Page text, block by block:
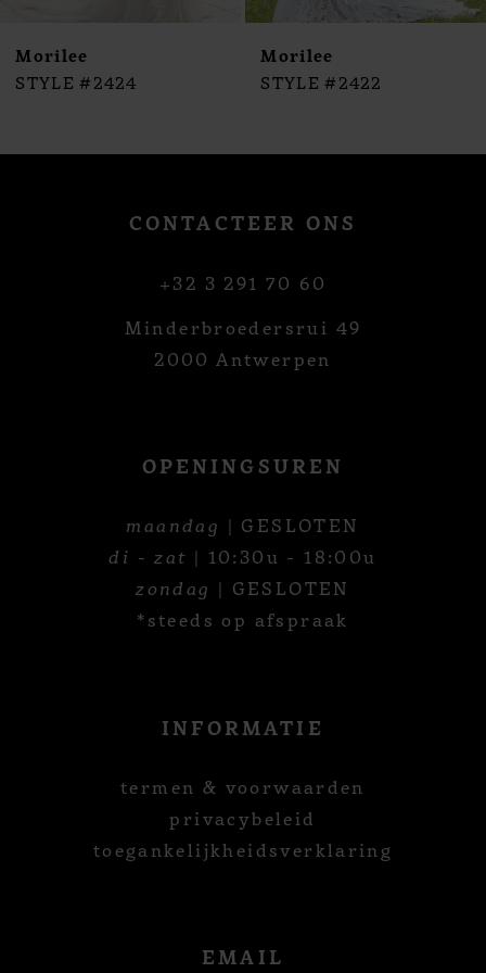
Morilee
STYLE #2424
Morilee
STYLE #2422
CONTACTEER ONS
+32 3 291 70 60
Minderbroedersrui 49
2000 Antwerpen
OPENINGSUREN
maandag | GESLOTEN
di - zat | 10:30u - 18:00u
zondag | GESLOTEN
*steeds op afspraak
INFORMATIE
termen & voorwaarden
privacybeleid
toegankelijkheidsverklaring
EMAIL